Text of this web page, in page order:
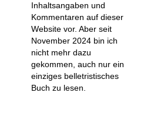
Inhaltsangaben und
Kommentaren auf dieser
Website vor. Aber seit
November 2024 bin ich
nicht mehr dazu
gekommen, auch nur ein
einziges belletristisches
Buch zu lesen.